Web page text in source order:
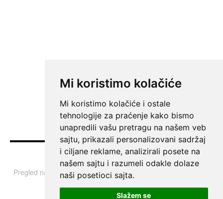
Mi koristimo kolačiće
Mi koristimo kolačiće i ostale
tehnologije za praćenje kako bismo
unapredili vašu pretragu na našem veb
sajtu, prikazali personalizovani sadržaj
i ciljane reklame, analizirali posete na
našem sajtu i razumeli odakle dolaze
naši posetioci sajta.
Slažem se
Vesti
Pregled najvažnijih informacija i tema iz Srbije, regiona i sveta.